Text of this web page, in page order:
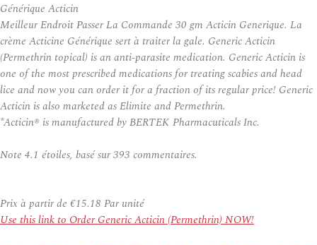
Générique Acticin
Meilleur Endroit Passer La Commande 30 gm Acticin Generique. La
crème Acticine Générique sert à traiter la gale. Generic Acticin
(Permethrin topical) is an anti-parasite medication. Generic Acticin is
one of the most prescribed medications for treating scabies and head
lice and now you can order it for a fraction of its regular price! Generic
Acticin is also marketed as Elimite and Permethrin.
*Acticin® is manufactured by BERTEK Pharmacuticals Inc.
Note 4.1 étoiles, basé sur393 commentaires.
Prix à partir de €15.18 Par unité
Use this link to Order Generic Acticin (Permethrin) NOW!